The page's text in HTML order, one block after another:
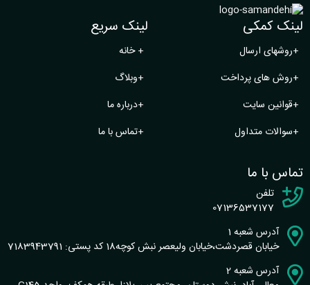
لینک کمکی
+روشهای ارسال
+روش های پرداخت
+قوانین سایت
+سوالات متداول
لینک سریع
+خانه
+وبلاگ
+درباره ما
+تماس با ما
تماس با ما
تلفن
07136537177
آدرس شعبه 1
خیابان قصردشت،خیابان ولیعصر نبش کوچه18 کد پستی: 7183943791
آدرس شعبه 2